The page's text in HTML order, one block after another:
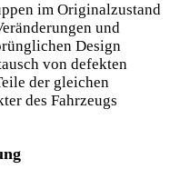
im Originalzustand
und
Design
von defekten
der gleichen
des Fahrzeugs